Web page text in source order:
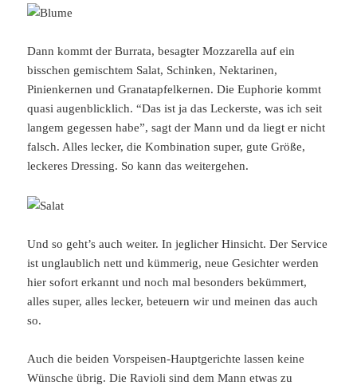
Dann kommt der Burrata, besagter Mozzarella auf ein
bisschen gemischtem Salat, Schinken, Nektarinen,
Pinienkernen und Granatapfelkernen. Die Euphorie kommt
quasi augenblicklich. “Das ist ja das Leckerste, was ich seit
langem gegessen habe”, sagt der Mann und da liegt er nicht
falsch. Alles lecker, die Kombination super, gute Größe,
leckeres Dressing. So kann das weitergehen.
Und so geht’s auch weiter. In jeglicher Hinsicht. Der Service
ist unglaublich nett und kümmerig, neue Gesichter werden
hier sofort erkannt und noch mal besonders bekümmert,
alles super, alles lecker, beteuern wir und meinen das auch
so.
Auch die beiden Vorspeisen-Hauptgerichte lassen keine
Wünsche übrig. Die Ravioli sind dem Mann etwas zu